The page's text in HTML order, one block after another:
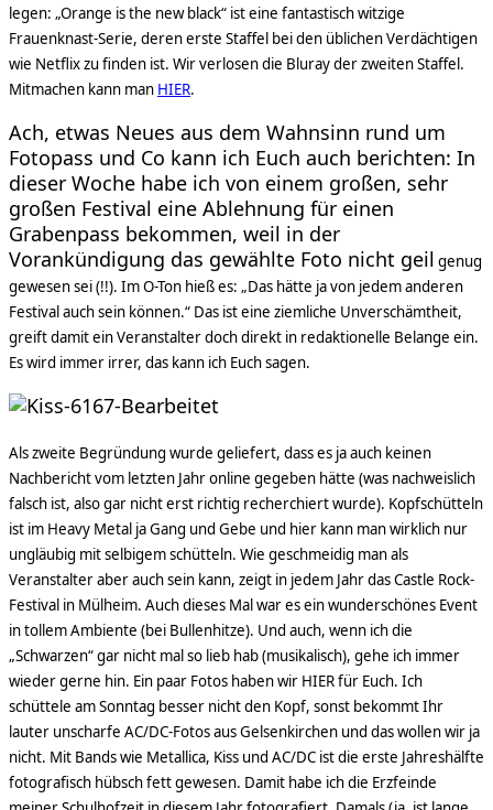
legen: „Orange is the new black“ ist eine fantastisch witzige
Frauenknast-Serie, deren erste Staffel bei den üblichen Verdächtigen
wie Netflix zu finden ist. Wir verlosen die Bluray der zweiten Staffel.
Mitmachen kann man HIER.
Ach, etwas Neues aus dem Wahnsinn rund um
Fotopass und Co kann ich Euch auch berichten: In
dieser Woche habe ich von einem großen, sehr
großen Festival eine Ablehnung für einen
Grabenpass bekommen, weil in der
Vorankündigung das gewählte Foto nicht geil genug
gewesen sei (!!). Im O-Ton hieß es: „Das hätte ja von jedem anderen
Festival auch sein können.“ Das ist eine ziemliche Unverschämtheit,
greift damit ein Veranstalter doch direkt in redaktionelle Belange ein.
Es wird immer irrer, das kann ich Euch sagen.
Als zweite Begründung wurde geliefert, dass es ja auch keinen
Nachbericht vom letzten Jahr online gegeben hätte (was nachweislich
falsch ist, also gar nicht erst richtig recherchiert wurde). Kopfschütteln
ist im Heavy Metal ja Gang und Gebe und hier kann man wirklich nur
ungläubig mit selbigem schütteln. Wie geschmeidig man als
Veranstalter aber auch sein kann, zeigt in jedem Jahr das Castle Rock-
Festival in Mülheim. Auch dieses Mal war es ein wunderschönes Event
in tollem Ambiente (bei Bullenhitze). Und auch, wenn ich die
„Schwarzen“ gar nicht mal so lieb hab (musikalisch), gehe ich immer
wieder gerne hin. Ein paar Fotos haben wir HIER für Euch. Ich
schüttele am Sonntag besser nicht den Kopf, sonst bekommt Ihr
lauter unscharfe AC/DC-Fotos aus Gelsenkirchen und das wollen wir ja
nicht. Mit Bands wie Metallica, Kiss und AC/DC ist die erste Jahreshälfte
fotografisch hübsch fett gewesen. Damit habe ich die Erzfeinde